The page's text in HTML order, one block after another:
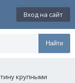
Вход на сайт
Найти
крупными